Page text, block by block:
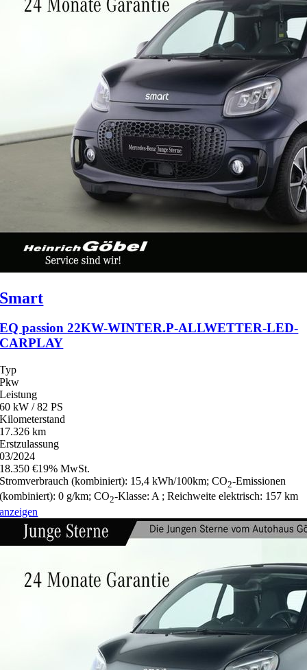
Smart
EQ passion 22KW-WINTER.P-ALLWETTER-LED-
CARPLAY
Typ
Pkw
Leistung
60 kW / 82 PS
Kilometerstand
17.326 km
Erstzulassung
03/2024
18.350 €19% MwSt.
Stromverbrauch (kombiniert): 15,4 kWh/100km;CO2-Emissionen
(kombiniert):0 g/km;CO2-Klasse: A ;Reichweite elektrisch: 157 km
anzeigen